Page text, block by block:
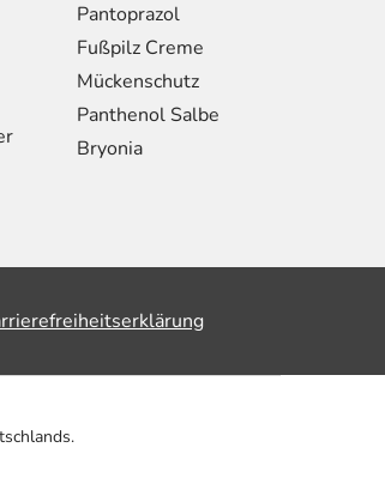
Pantoprazol
Fußpilz Creme
Mückenschutz
Panthenol Salbe
Bryonia